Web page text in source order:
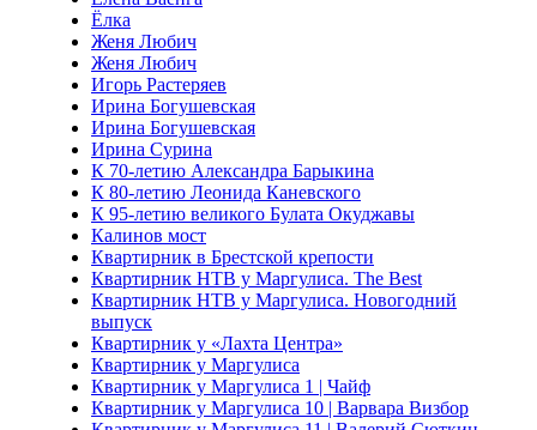
Ёлка
Женя Любич
Женя Любич
Игорь Растеряев
Ирина Богушевская
Ирина Богушевская
Ирина Сурина
К 70-летию Александра Барыкина
К 80-летию Леонида Каневского
К 95-летию великого Булата Окуджавы
Калинов мост
Квартирник в Брестской крепости
Квартирник НТВ у Маргулиса. The Best
Квартирник НТВ у Маргулиса. Новогодний
выпуск
Квартирник у «Лахта Центра»
Квартирник у Маргулиса
Квартирник у Маргулиса 1 | Чайф
Квартирник у Маргулиса 10 | Варвара Визбор